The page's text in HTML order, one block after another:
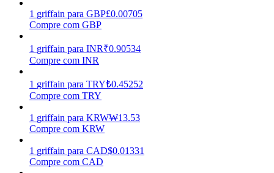
Estacamento
Altos retornos e acesso instantâneo
1 griffain para GBP£0.00705
Compre com GBP
1 griffain para INR₹0.90534
Compre com INR
1 griffain para TRY₺0.45252
Compre com TRY
1 griffain para KRW₩13.53
Compre com KRW
1 griffain para CAD$0.01331
Compre com CAD